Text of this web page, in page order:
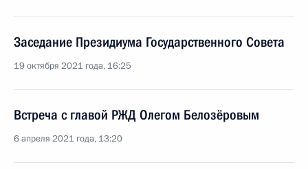
Заседание Президиума Государственного Совета
19 октября 2021 года, 16:25
Встреча с главой РЖД Олегом Белозёровым
6 апреля 2021 года, 13:20